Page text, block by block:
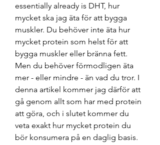
essentially already is DHT, hur
mycket ska jag äta för att bygga
muskler. Du behöver inte äta hur
mycket protein som helst för att
bygga muskler eller bränna fett.
Men du behöver förmodligen äta
mer - eller mindre - än vad du tror. I
denna artikel kommer jag därför att
gå genom allt som har med protein
att göra, och i slutet kommer du
veta exakt hur mycket protein du
bör konsumera på en daglig basis.